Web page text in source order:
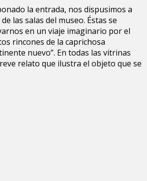
la entrada, nos dispusimos a
las salas del museo. Éstas se
en un viaje imaginario por el
rincones de la caprichosa
nuevo”. En todas las vitrinas
relato que ilustra el objeto que se